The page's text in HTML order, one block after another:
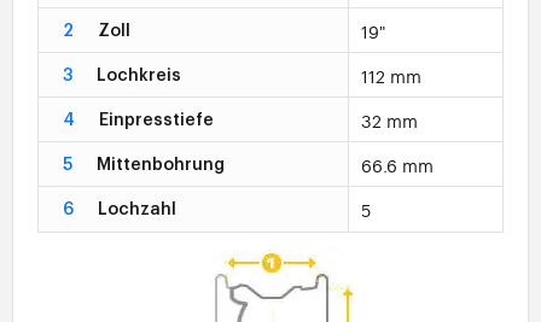
2 Zoll 19"
3 Lochkreis 112 mm
4 Einpresstiefe 32 mm
5 Mittenbohrung 66.6 mm
6 Lochzahl 5